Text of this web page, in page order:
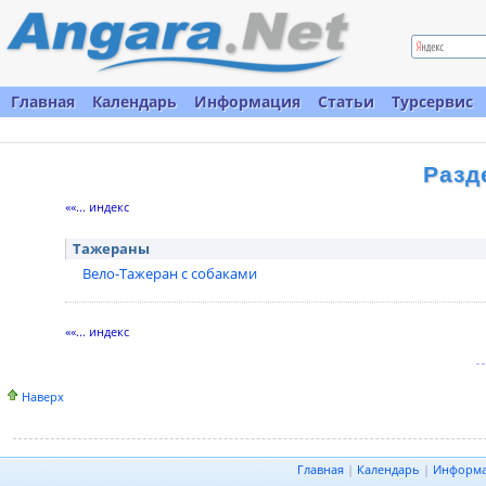
Главная Календарь Информация Статьи Турсервис
««... индекс
Тажераны
Вело-Тажеран с собаками
««... индекс
Наверх
Главная | Календарь |